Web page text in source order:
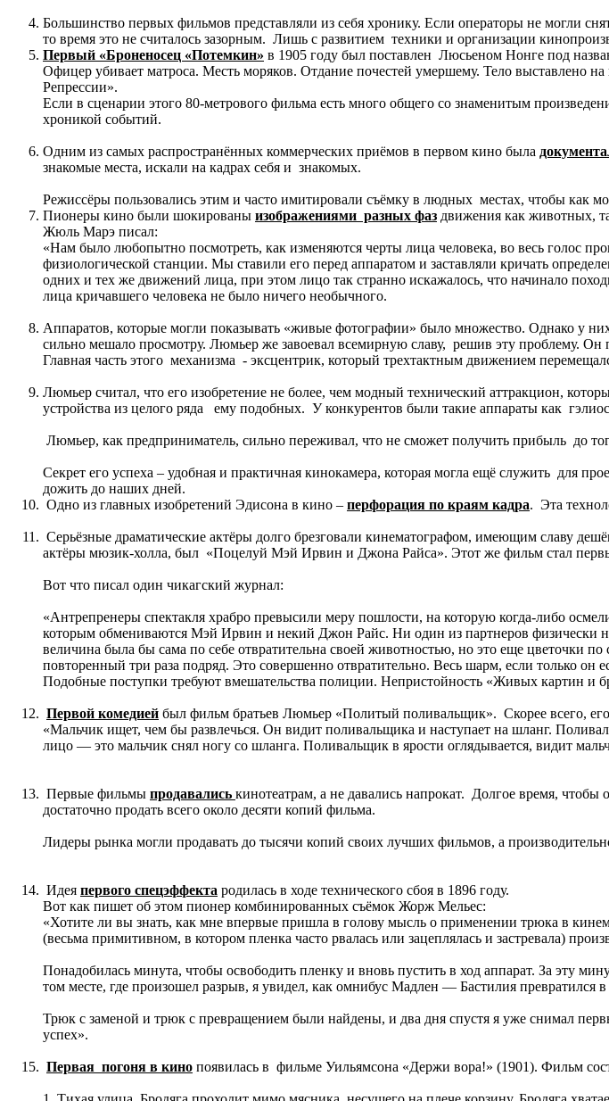
Большинство первых фильмов представляли из себя хронику. Если операторы не могли
то время это не считалось зазорным. Лишь с развитием техники и организации
Первый «Броненосец «Потемкин» в 1905 году был поставлен Люсьеном Нонге под
Офицер убивает матроса. Месть моряков. Отдание почестей умершему. Тело выставлено
Репрессии».
Если в сценарии этого 80-метрового фильма есть много общего со знаменитым
хроникой событий.
Одним из самых распространённых коммерческих приёмов в первом кино была
знакомые места, искали на кадрах себя и знакомых.
Режиссёры пользовались этим и часто имитировали съёмку в людных местах, чтобы как
Пионеры кино были шокированы изображениями разных фаз движения как животных,
Жюль Марэ писал:
«Нам было любопытно посмотреть, как изменяются черты лица человека, во весь голос
физиологической станции. Мы ставили его перед аппаратом и заставляли кричать
одних и тех же движений лица, при этом лицо так странно искажалось, что начинало
лица кричавшего человека не было ничего необычного.
Аппаратов, которые могли показывать «живые фотографии» было множество. Однако у
сильно мешало просмотру. Люмьер же завоевал всемирную славу, решив эту проблему.
Главная часть этого механизма - эксцентрик, который трехтактным движением
Люмьер считал, что его изобретение не более, чем модный технический аттракцион,
устройства из целого ряда ему подобных. У конкурентов были такие аппараты как
Люмьер, как предприниматель, сильно переживал, что не сможет получить прибыль до
Секрет его успеха – удобная и практичная кинокамера, которая могла ещё служить для
дожить до наших дней.
Одно из главных изобретений Эдисона в кино – перфорация по краям кадра. Эта
Серьёзные драматические актёры долго брезговали кинематографом, имеющим славу
актёры мюзик-холла, был «Поцелуй Мэй Ирвин и Джона Райса». Этот же фильм стал
Вот что писал один чикагский журнал:
«Антрепренеры спектакля храбро превысили меру пошлости, на которую когда-либо
которым обмениваются Мэй Ирвин и некий Джон Райс. Ни один из партнеров физически
величина была бы сама по себе отвратительна своей животностью, но это еще цветочки
повторенный три раза подряд. Это совершенно отвратительно. Весь шарм, если только
Подобные поступки требуют вмешательства полиции. Непристойность «Живых картин и
Первой комедией был фильм братьев Люмьер «Политый поливальщик». Скорее всего,
«Мальчик ищет, чем бы развлечься. Он видит поливальщика и наступает на шланг.
лицо — это мальчик снял ногу со шланга. Поливальщик в ярости оглядывается, видит
Первые фильмы продавались кинотеатрам, а не давались напрокат. Долгое время,
достаточно продать всего около десяти копий фильма.
Лидеры рынка могли продавать до тысячи копий своих лучших фильмов, а
Идея первого спецэффекта родилась в ходе технического сбоя в 1896 году.
Вот как пишет об этом пионер комбинированных съёмок Жорж Мельес:
«Хотите ли вы знать, как мне впервые пришла в голову мысль о применении трюка в
(весьма примитивном, в котором пленка часто рвалась или зацеплялась и застревала)
Понадобилась минута, чтобы освободить пленку и вновь пустить в ход аппарат. За эту
том месте, где произошел разрыв, я увидел, как омнибус Мадлен — Бастилия
Трюк с заменой и трюк с превращением были найдены, и два дня спустя я уже снимал
успех».
Первая погоня в кино появилась в фильме Уильямсона «Держи вора!» (1901). Фильм